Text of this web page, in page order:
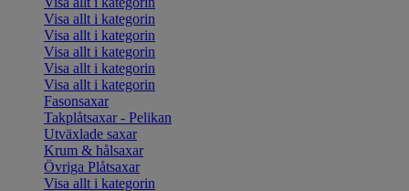
Visa allt i kategorin
Visa allt i kategorin
Visa allt i kategorin
Visa allt i kategorin
Visa allt i kategorin
Fasonsaxar
Takplåtsaxar - Pelikan
Utväxlade saxar
Krum & hålsaxar
Övriga Plåtsaxar
Visa allt i kategorin